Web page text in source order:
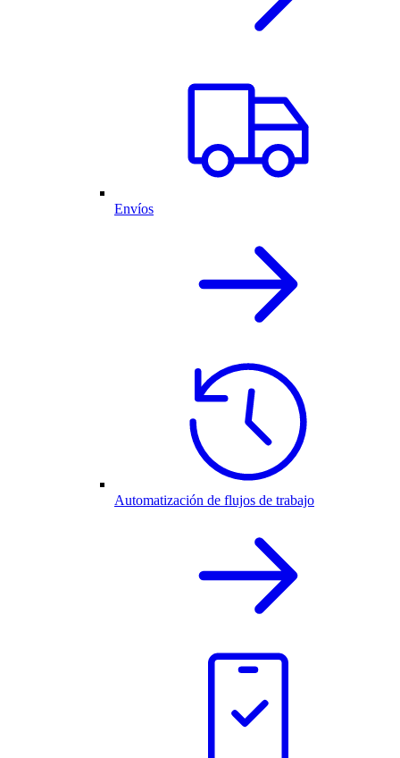
Envíos
Automatización de flujos de trabajo